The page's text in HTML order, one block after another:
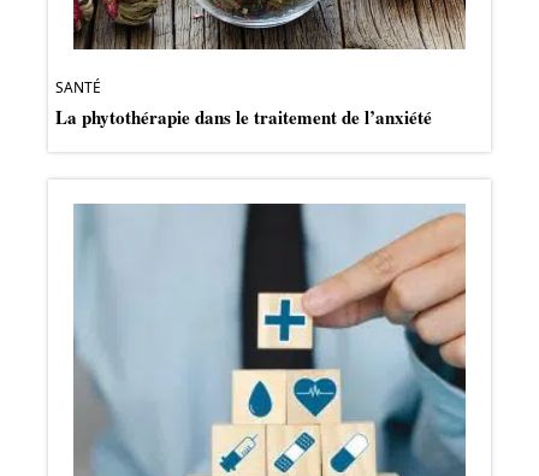
SANTÉ
La phytothérapie dans le traitement de l’anxiété